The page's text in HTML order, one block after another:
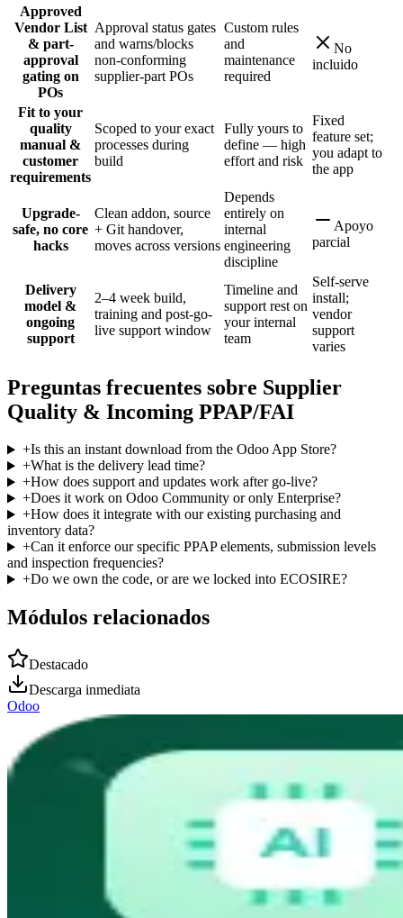
Approved
Vendor List
& part-
approval
gating on
POs
Approval status gates
and warns/blocks
non-conforming
supplier-part POs
Custom rules
and
maintenance
required
No
incluido
Fit to your
quality
manual &
customer
requirements
Scoped to your exact
processes during
build
Fully yours to
define — high
effort and risk
Fixed
feature set;
you adapt to
the app
Upgrade-
safe, no core
hacks
Clean addon, source
+ Git handover,
moves across versions
Depends
entirely on
internal
engineering
discipline
Apoyo
parcial
Delivery
model &
ongoing
support
2–4 week build,
training and post-go-
live support window
Timeline and
support rest on
your internal
team
Self-serve
install;
vendor
support
varies
Preguntas frecuentes sobre Supplier
Quality & Incoming PPAP/FAI
+Is this an instant download from the Odoo App Store?
+What is the delivery lead time?
+How does support and updates work after go-live?
+Does it work on Odoo Community or only Enterprise?
+How does it integrate with our existing purchasing and
inventory data?
+Can it enforce our specific PPAP elements, submission levels
and inspection frequencies?
+Do we own the code, or are we locked into ECOSIRE?
Módulos relacionados
Destacado
Descarga inmediata
Odoo